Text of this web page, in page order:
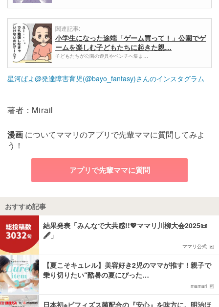
関連記事:
小学生になった途端「ゲーム買って！」公園でゲ
ームを楽しむ子どもたちに起きた親…
子どもたちが公園の遊具やベンチへ集ま…
星河ばよ@発達障害育児(@bayo_fantasy)さんのインスタグラム
著者：Mirail
漫画 についてママリのアプリで先輩ママに質問してみよ
う！
アプリで先輩ママに質問
おすすめ記事
結果発表「みんなで大共感!!💖ママリ川柳大会2025📜
🖋️」
ママリ公式
【夏こそキュレル】美容好き2児のママが推す！親子で
乗り切りたい“酷暑の夏にぴった…
mamari
日本初※ビフィズス菌配合の『安心』を味方に。明治ほ